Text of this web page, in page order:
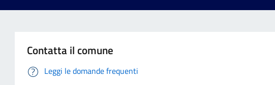
Contatta il comune
Leggi le domande frequenti